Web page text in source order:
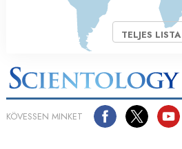
TELJES LISTA
KÖVESSEN MINKET